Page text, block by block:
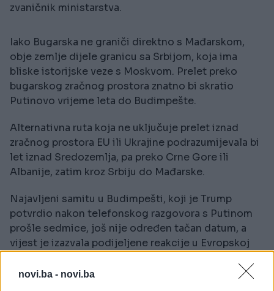
novi.ba - novi.ba
zvaničnik ministarstva.
Iako Bugarska ne graniči direktno s Mađarskom,
obje zemlje dijele granicu sa Srbijom, koja ima
bliske istorijske veze s Moskvom. Prelet preko
bugarskog zračnog prostora znatno bi skratio
Putinovo vrijeme leta do Budimpešte.
Alternativna ruta koja ne uključuje prelet iznad
zračnog prostora EU ili Ukrajine podrazumijevala bi
let iznad Sredozemlja, pa preko Crne Gore ili
Albanije, zatim kroz Srbiju do Mađarske.
Najavljeni samitu u Budimpešti, koji je Trump
potvrdio nakon telefonskog razgovora s Putinom
prošle sedmice, još nije određen tačan datum, a
vijest je izazvala podijeljene reakcije u Evropskoj